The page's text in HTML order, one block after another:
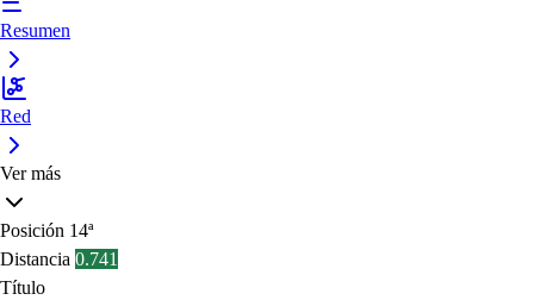
Resumen
Red
Ver más
Posición 14ª
Distancia 0.741
Título